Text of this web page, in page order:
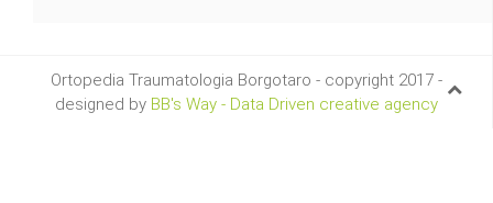
Ortopedia Traumatologia Borgotaro - copyright 2017 -
designed by BB's Way - Data Driven creative agency